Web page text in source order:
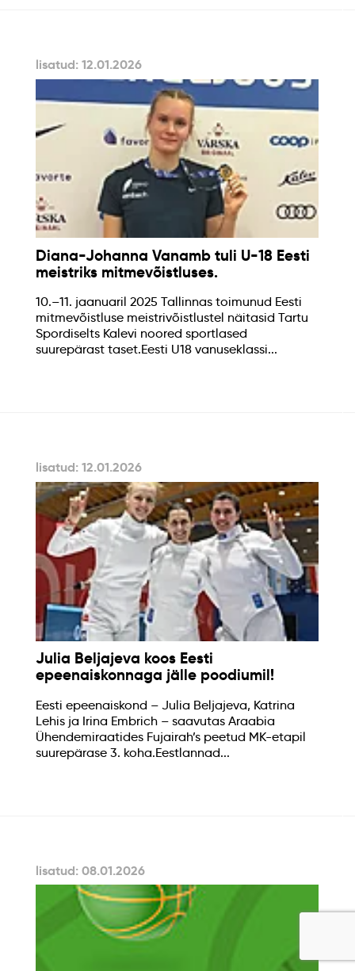
lisatud: 12.01.2026
Diana-Johanna Vanamb tuli U-18 Eesti
meistriks mitmevõistluses.
10.–11. jaanuaril 2025 Tallinnas toimunud Eesti
mitmevõistluse meistrivõistlustel näitasid Tartu
Spordiselts Kalevi noored sportlased
suurepärast taset.Eesti U18 vanuseklassi...
lisatud: 12.01.2026
Julia Beljajeva koos Eesti
epeenaiskonnaga jälle poodiumil!
Eesti epeenaiskond – Julia Beljajeva, Katrina
Lehis ja Irina Embrich – saavutas Araabia
Ühendemiraatides Fujairah’s peetud MK-etapil
suurepärase 3. koha.Eestlannad...
lisatud: 08.01.2026